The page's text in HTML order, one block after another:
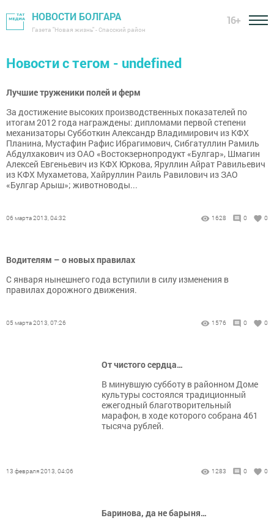
НОВОСТИ БОЛГАРА
Газета "Новая жизнь" - Спасский район
16+
Новости с тегом - undefined
Лучшие труженики полей и ферм
За достижение высоких производственных показателей по
итогам 2012 года награждены: дипломами первой степени
механизаторы Субботкин Александр Владимирович из КФХ
Планина, Мустафин Рафис Ибрагимович, Сибгатуллин Рамиль
Абдулхакович из ОАО «Востокзернопродукт «Булгар», Шмагин
Алексей Евгеньевич из КФХ Юркова, Яруллин Айрат Равильевич
из КФХ Мухаметова, Хайруллин Раиль Равилович из ЗАО
«Булгар Арыш»; животноводы...
06 марта 2013, 04:32 1628 0 0
Водителям – о новых правилах
С января нынешнего года вступили в силу изменения в
правилах дорожного движения.
05 марта 2013, 07:26 1576 0 0
От чистого сердца…
В минувшую субботу в районном Доме
культуры состоялся традиционный
ежегодный благотворительный
марафон, в ходе которого собрана 461
тысяча рублей.
13 февраля 2013, 04:06 1283 0 0
Баринова, да не барыня…